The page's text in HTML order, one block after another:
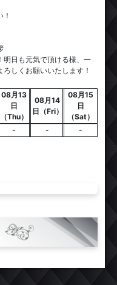
明日も元気で頂ける様、一
しくお願いいたします！
08月13
日
（Thu）
08月14
日（Fri）
08月15
日
（Sat）
- - -